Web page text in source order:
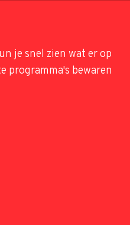
je snel zien wat er op
programma's bewaren